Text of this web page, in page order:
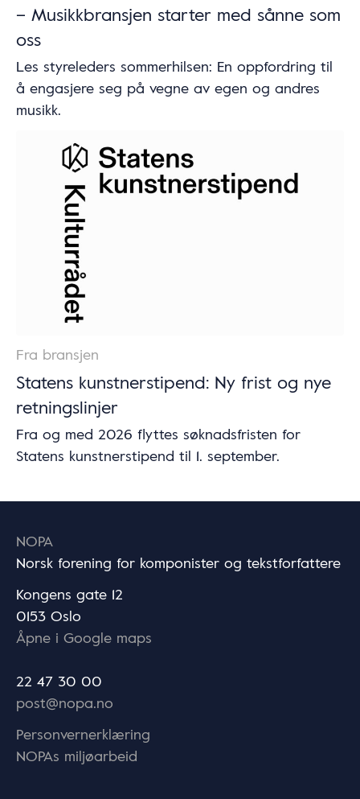
– Musikkbransjen starter med sånne som
oss
Les styreleders sommerhilsen: En oppfordring til
å engasjere seg på vegne av egen og andres
musikk.
Fra bransjen
Statens kunstnerstipend: Ny frist og nye
retningslinjer
Fra og med 2026 flyttes søknadsfristen for
Statens kunstnerstipend til 1. september.
NOPA
Norsk forening for komponister og tekstforfattere
Kongens gate 12
0153 Oslo
Åpne i Google maps
22 47 30 00
post@nopa.no
Personvernerklæring
NOPAs miljøarbeid